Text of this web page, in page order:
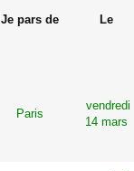
Je pars de Le
Paris
vendredi
14 mars